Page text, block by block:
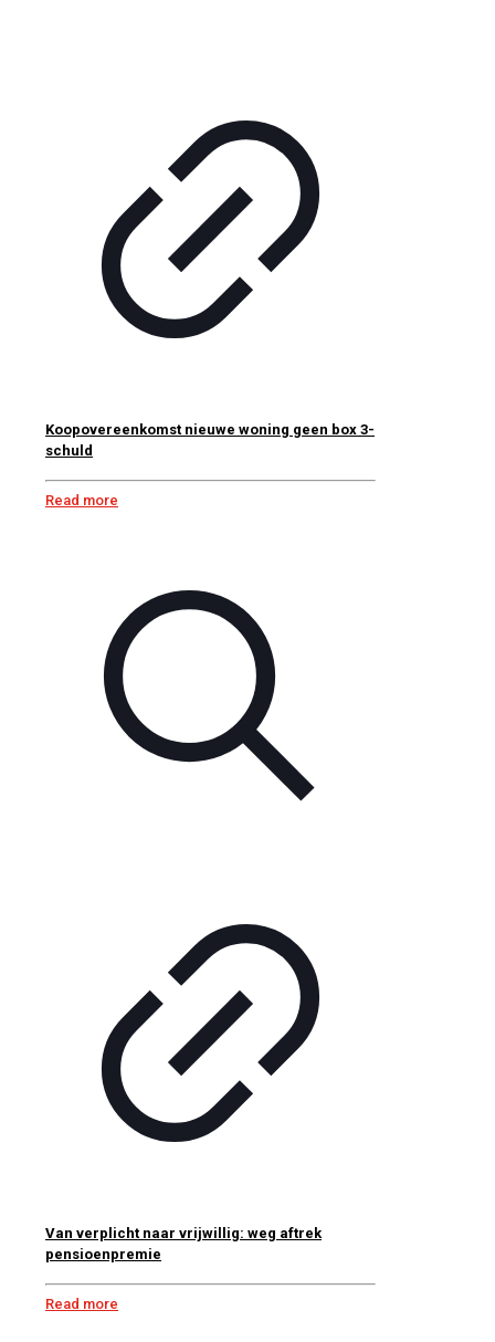
Koopovereenkomst nieuwe woning geen box 3-
schuld
Read more
Van verplicht naar vrijwillig: weg aftrek
pensioenpremie
Read more